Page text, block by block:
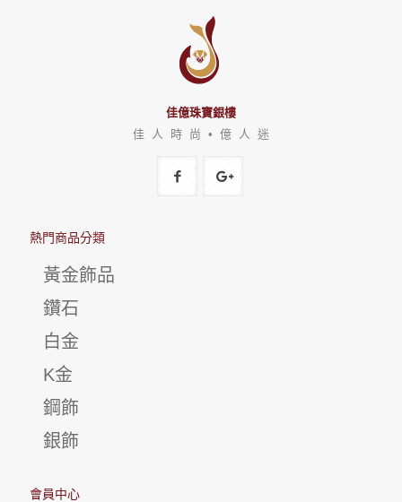
佳億珠寶銀樓
佳 人 時 尚 • 億 人 迷
熱門商品分類
黃金飾品
鑽石
白金
K金
鋼飾
銀飾
會員中心